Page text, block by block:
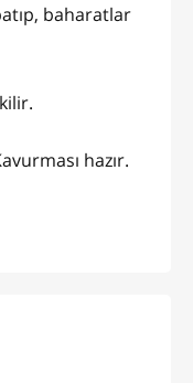
baharatlar
hazır.